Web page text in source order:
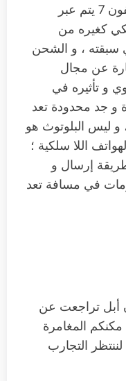
أما شحن الأيفون 7 يتم عبر
كغيره من
سبقته ، و الشحن
عن مجال
و تأثيره في
و جد محدودة تعد
و ليس البلوتوث هو
اللا سلكية ؛
إرسال و
في مسافة تعد
أبل تراجعت عن
مكنكم المغامرة
التجارب